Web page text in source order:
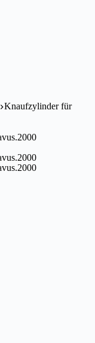
Knaufzylinder für